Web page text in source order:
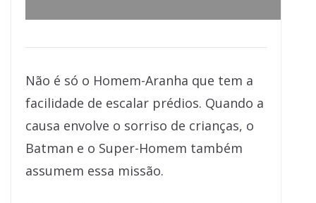
Não é só o Homem-Aranha que tem a
facilidade de escalar prédios. Quando a
causa envolve o sorriso de crianças, o
Batman e o Super-Homem também
assumem essa missão.